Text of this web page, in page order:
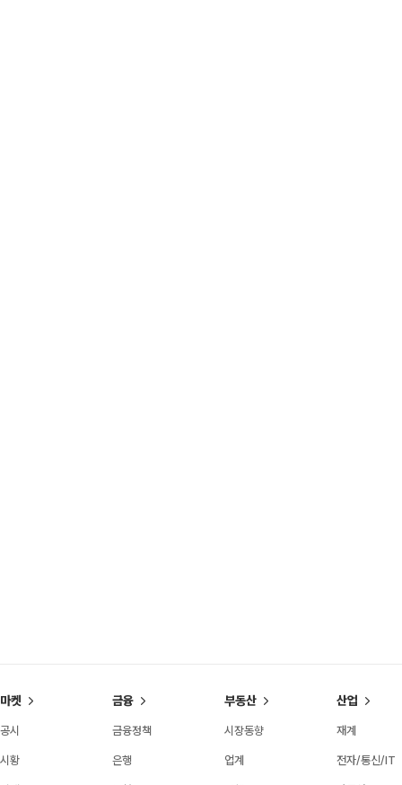
마켓
공시
시황
금융
금융정책
은행
부동산
시장동향
업계
산업
재계
전자/통신/IT